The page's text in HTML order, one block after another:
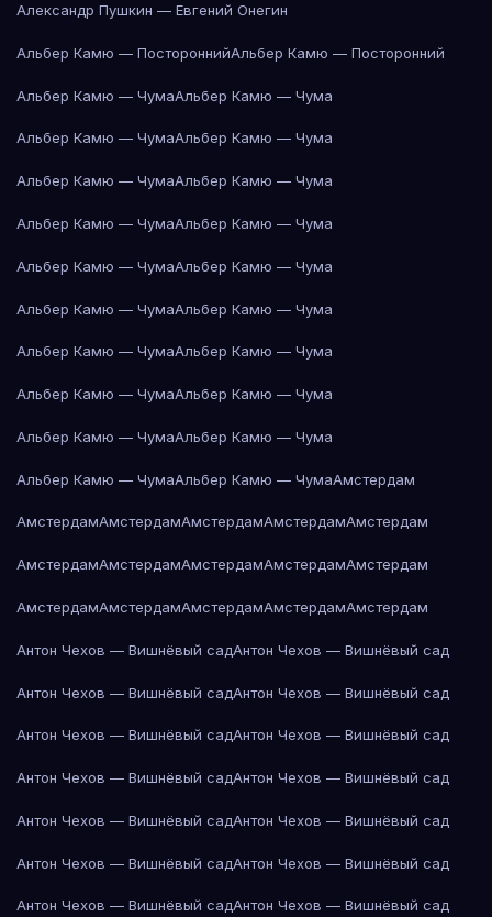
Александр Пушкин — Евгений Онегин
Альбер Камю — ПостороннийАльбер Камю — Посторонний
Альбер Камю — ЧумаАльбер Камю — Чума
Альбер Камю — ЧумаАльбер Камю — Чума
Альбер Камю — ЧумаАльбер Камю — Чума
Альбер Камю — ЧумаАльбер Камю — Чума
Альбер Камю — ЧумаАльбер Камю — Чума
Альбер Камю — ЧумаАльбер Камю — Чума
Альбер Камю — ЧумаАльбер Камю — Чума
Альбер Камю — ЧумаАльбер Камю — Чума
Альбер Камю — ЧумаАльбер Камю — Чума
Альбер Камю — ЧумаАльбер Камю — ЧумаАмстердам
АмстердамАмстердамАмстердамАмстердамАмстердам
АмстердамАмстердамАмстердамАмстердамАмстердам
АмстердамАмстердамАмстердамАмстердамАмстердам
Антон Чехов — Вишнёвый садАнтон Чехов — Вишнёвый сад
Антон Чехов — Вишнёвый садАнтон Чехов — Вишнёвый сад
Антон Чехов — Вишнёвый садАнтон Чехов — Вишнёвый сад
Антон Чехов — Вишнёвый садАнтон Чехов — Вишнёвый сад
Антон Чехов — Вишнёвый садАнтон Чехов — Вишнёвый сад
Антон Чехов — Вишнёвый садАнтон Чехов — Вишнёвый сад
Антон Чехов — Вишнёвый садАнтон Чехов — Вишнёвый сад